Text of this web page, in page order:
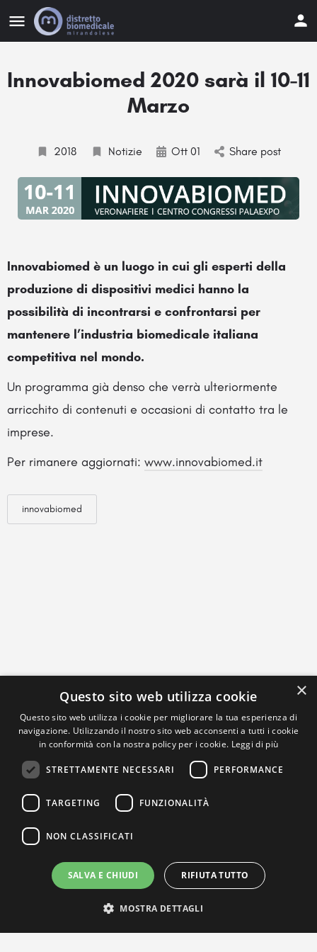
Innovabiomed 2020 sarà il 10-11
Marzo
2018 Notizie Ott 01 Share post
Innovabiomed è un luogo in cui gli esperti della
produzione di dispositivi medici hanno la
possibilità di incontrarsi e confrontarsi per
mantenere l’industria biomedicale italiana
competitiva nel mondo.
Un programma già denso che verrà ulteriormente
arricchito di contenuti e occasioni di contatto tra le
imprese.
Per rimanere aggiornati: www.innovabiomed.it
innovabiomed
×
Questo sito web utilizza cookie
Questo sito web utilizza i cookie per migliorare la tua esperienza di
navigazione. Utilizzando il nostro sito web acconsenti a tutti i cookie
in conformità con la nostra policy per i cookie. Leggi di più
STRETTAMENTE NECESSARI PERFORMANCE
TARGETING FUNZIONALITÀ
NON CLASSIFICATI
SALVA E CHIUDI RIFIUTA TUTTO
MOSTRA DETTAGLI